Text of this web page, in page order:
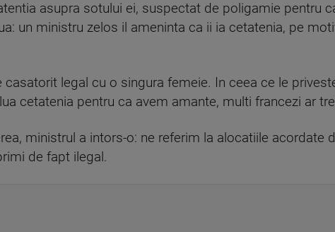
asupra sotului ei, suspectat de poligamie pentru
un ministru zelos il ameninta ca ii ia cetatenia, pe
casatorit legal cu o singura femeie. In ceea ce le
cetatenia pentru ca avem amante, multi francezi ar
ministrul a intors-o: ne referim la alocatiile acordate
de fapt ilegal.